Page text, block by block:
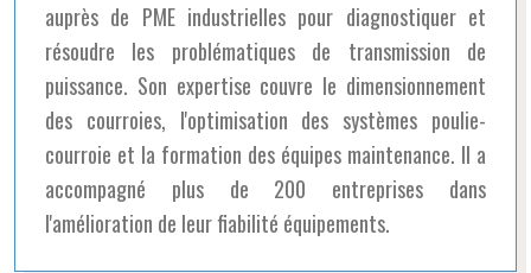
auprès de PME industrielles pour diagnostiquer et
résoudre les problématiques de transmission de
puissance. Son expertise couvre le dimensionnement
des courroies, l'optimisation des systèmes poulie-
courroie et la formation des équipes maintenance. Il a
accompagné plus de 200 entreprises dans
l'amélioration de leur fiabilité équipements.